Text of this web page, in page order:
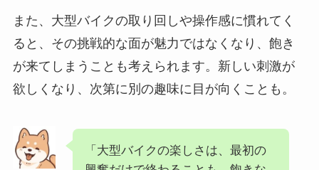
また、大型バイクの取り回しや操作感に慣れてく
ると、その挑戦的な面が魅力ではなくなり、飽き
が来てしまうことも考えられます。新しい刺激が
欲しくなり、次第に別の趣味に目が向くことも。
「大型バイクの楽しさは、最初の